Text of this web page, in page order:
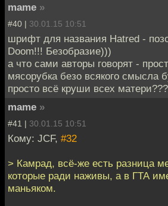
mame »
#40 | 30.01.15 10:51
шрифт для названия Hatred -
Doom!!! Безобразие)))
а что сами авторы говорят -
мясорубка безо всякого смысла
просто всё круши всех матери???
mame »
#41 | 30.01.15 10:51
Кому: JCF, #32
> Камрад, всё-же есть разница
которые ради наживы, а в ГТА
маньяком.